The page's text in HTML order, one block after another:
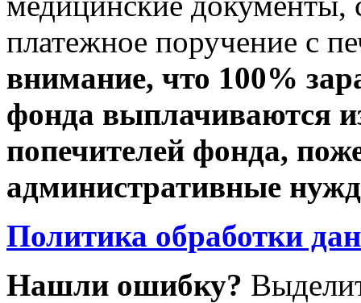
платежное поручение с
внимание, что 100%
фонда выплачиваются
попечителей фонда,
административные
Политика обработки
Нашли ошибку?